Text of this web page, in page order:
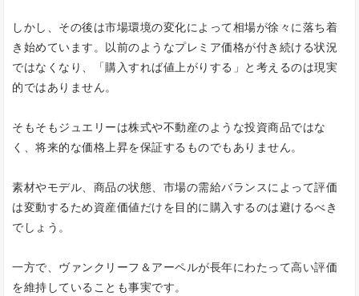
しかし、その後は市場環境の変化によって相場が徐々に落ち着
き始めています。以前のようなプレミア価格が付き続ける状況
ではなくなり、「購入すれば値上がりする」と考えるのは現実
的ではありません。
そもそもジュエリーは株式や不動産のような投資商品ではな
く、将来的な価格上昇を保証するものでもありません。
素材やモデル、商品の状態、市場の需給バランスによって評価
は変動するため資産価値だけを目的に購入するのは避けるべき
でしょう。
一方で、ヴァンクリーフ＆アーペルが長年にわたって高い評価
を維持していることも事実です。